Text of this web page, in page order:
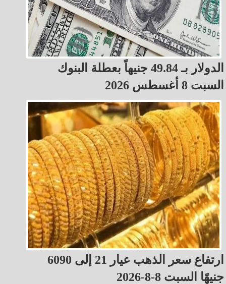
الدولار بـ 49.84 جنيهاً بعطلة البنوك
السبت 8 أغسطس 2026
ارتفاع سعر الذهب عيار 21 إلى 6090
جنيهًا السبت 8-8-2026